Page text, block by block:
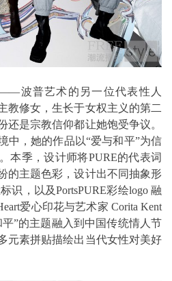
波普艺术的另一位代表性人
教修女，生长于女权主义的第二
还是宗教信仰都让她饱受争议。
中，她的作品以“爱与和平”为信
本季，设计师将PURE的代表词
的主题色彩，设计出不同抽象形
识，以及PortsPURE彩绘logo 融
爱心印花与艺术家 Corita Kent
”的主题融入到中国传统情人节
素拼贴描绘出当代女性对美好